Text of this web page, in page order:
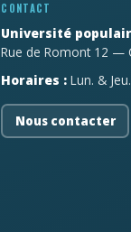
CONTACT
Université
Rue de Romont 12 —
Horaires : Lun. &
Nous contacter